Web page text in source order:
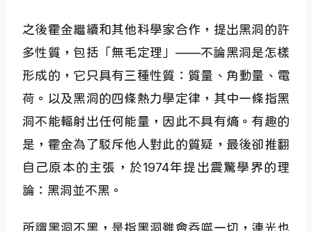
之後霍金繼續和其他科學家合作，提出黑洞的許
多性質，包括「無毛定理」——不論黑洞是怎樣
形成的，它只具有三種性質：質量、角動量、電
荷。以及黑洞的四條熱力學定律，其中一條指黑
洞不能輻射出任何能量，因此不具有熵。有趣的
是，霍金為了駁斥他人對此的質疑，最後卻推翻
自己原本的主張，於1974年提出震驚學界的理
論：黑洞並不黑。